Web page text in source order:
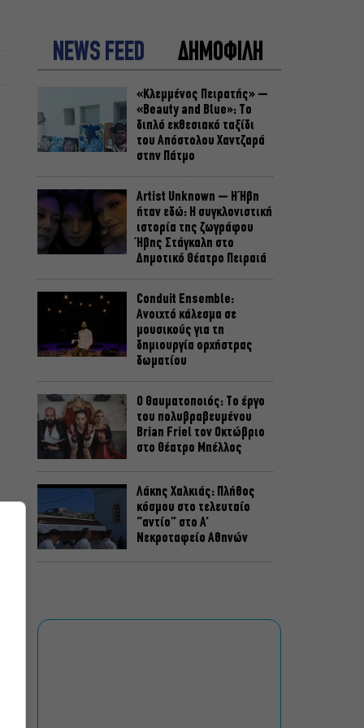
NEWS FEED ΔΗΜΟΦΙΛΗ
«Κλεμμένος Πειρατής» –
«Beauty and Blue»: Το
διπλό εκθεσιακό ταξίδι
του Απόστολου Χαντζαρά
στην Πάτμο
Artist Unknown – Η Ήβη
ήταν εδώ: Η συγκλονιστική
ιστορία της ζωγράφου
Ήβης Στάγκαλη στο
Δημοτικό Θέατρο Πειραιά
Conduit Ensemble:
Ανοιχτό κάλεσμα σε
μουσικούς για τη
δημιουργία ορχήστρας
δωματίου
Ο Θαυματοποιός: Το έργο
του πολυβραβευμένου
Brian Friel τον Οκτώβριο
στο Θέατρο Μπέλλος
Λάκης Χαλκιάς: Πλήθος
κόσμου στο τελευταίο
“αντίο” στο Α’
Νεκροταφείο Αθηνών